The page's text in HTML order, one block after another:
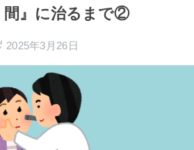
間』に治るまで②
2025年3月26日